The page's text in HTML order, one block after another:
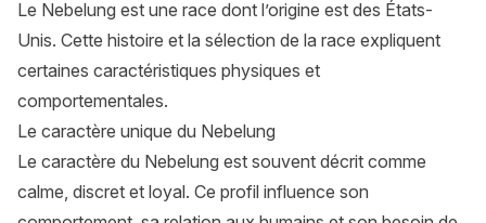
Le Nebelung est une race dont l’origine est des États-
Unis. Cette histoire et la sélection de la race expliquent
certaines caractéristiques physiques et
comportementales.
Le caractère unique du Nebelung
Le caractère du Nebelung est souvent décrit comme
calme, discret et loyal. Ce profil influence son